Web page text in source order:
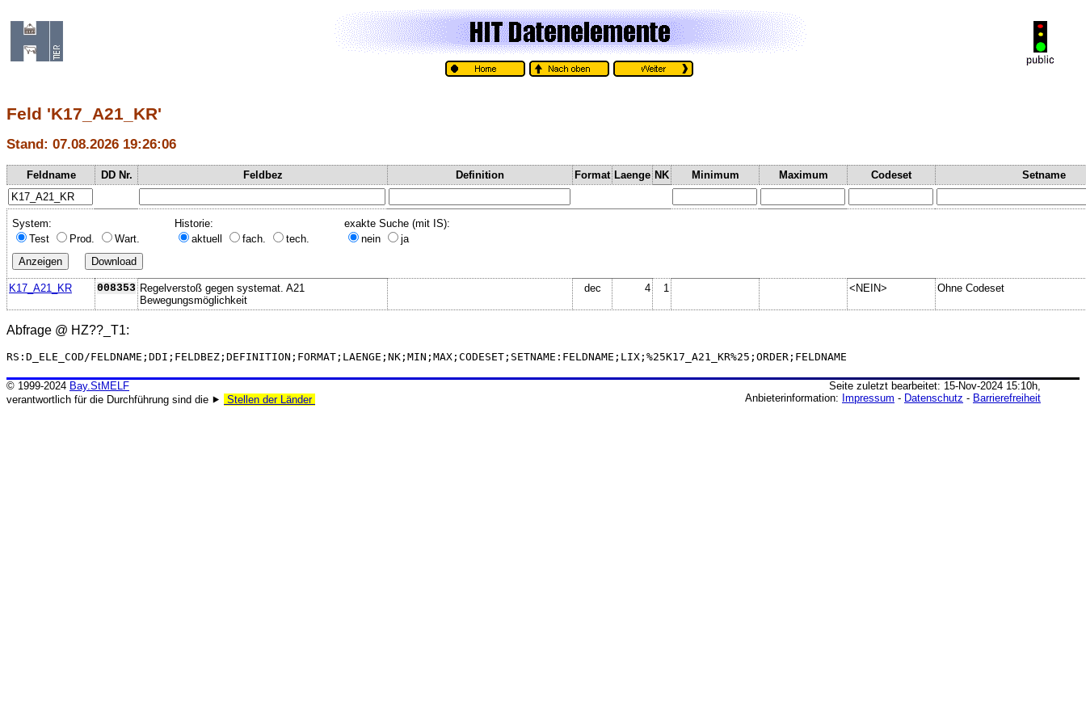
Feld 'K17_A21_KR'
Stand: 07.08.2026 19:26:06
Feldname DD Nr. Feldbez Definition Format Laenge NK Minimum Maximum Codeset Setname
System:
Test
Prod. Wart.
Historie:
aktuell
fach. tech.
exakte Suche (mit IS):
nein
ja
K17_A21_KR 008353 Regelverstoß gegen systemat. A21
Bewegungsmöglichkeit
dec 4 1 <NEIN> Ohne Codeset
Abfrage @ HZ??_T1:
RS:D_ELE_COD/FELDNAME;DDI;FELDBEZ;DEFINITION;FORMAT;LAENGE;NK;MIN;MAX;CODESET;SETNAME:FELDNAME;LIX;%25K17_A21_KR%25;ORDER;FELDNAME
Seite zuletzt bearbeitet: 15-Nov-2024 15:10h,
Anbieterinformation: Impressum - Datenschutz - Barrierefreiheit
© 1999-2024 Bay.StMELF
verantwortlich für die Durchführung sind die ⯈
Stellen der Länder